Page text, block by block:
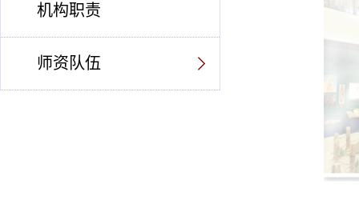
机构职责
师资队伍